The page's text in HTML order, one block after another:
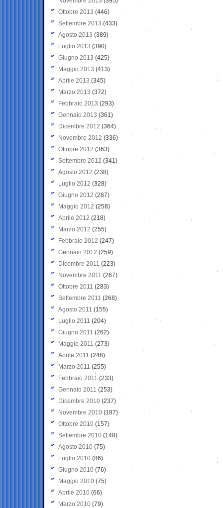
Ottobre 2013 (446)
Settembre 2013 (433)
Agosto 2013 (389)
Luglio 2013 (390)
Giugno 2013 (425)
Maggio 2013 (413)
Aprile 2013 (345)
Marzo 2013 (372)
Febbraio 2013 (293)
Gennaio 2013 (361)
Dicembre 2012 (364)
Novembre 2012 (336)
Ottobre 2012 (363)
Settembre 2012 (341)
Agosto 2012 (238)
Luglio 2012 (328)
Giugno 2012 (287)
Maggio 2012 (258)
Aprile 2012 (218)
Marzo 2012 (255)
Febbraio 2012 (247)
Gennaio 2012 (259)
Dicembre 2011 (223)
Novembre 2011 (267)
Ottobre 2011 (283)
Settembre 2011 (268)
Agosto 2011 (155)
Luglio 2011 (204)
Giugno 2011 (262)
Maggio 2011 (273)
Aprile 2011 (248)
Marzo 2011 (255)
Febbraio 2011 (233)
Gennaio 2011 (253)
Dicembre 2010 (237)
Novembre 2010 (187)
Ottobre 2010 (157)
Settembre 2010 (148)
Agosto 2010 (75)
Luglio 2010 (86)
Giugno 2010 (76)
Maggio 2010 (75)
Aprile 2010 (66)
Marzo 2010 (79)